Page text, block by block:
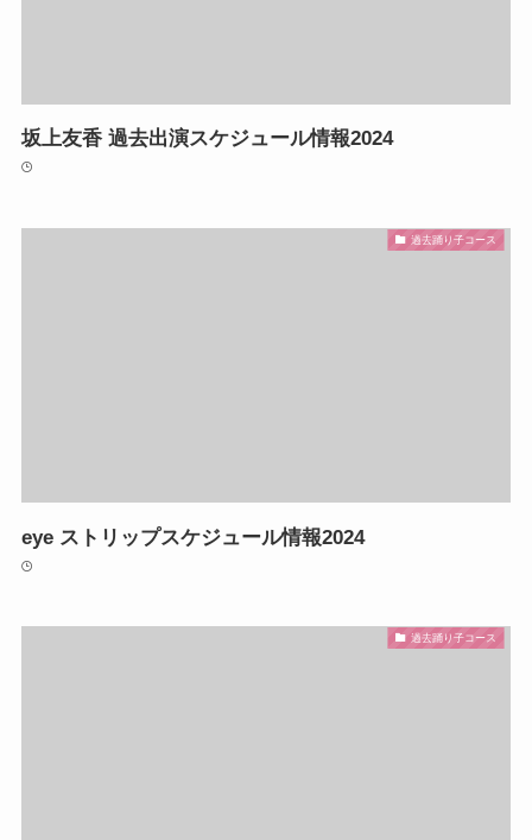
坂上友香 過去出演スケジュール情報2024
過去踊り子コース
eye ストリップスケジュール情報2024
過去踊り子コース